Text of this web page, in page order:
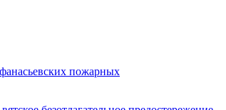
пожарных